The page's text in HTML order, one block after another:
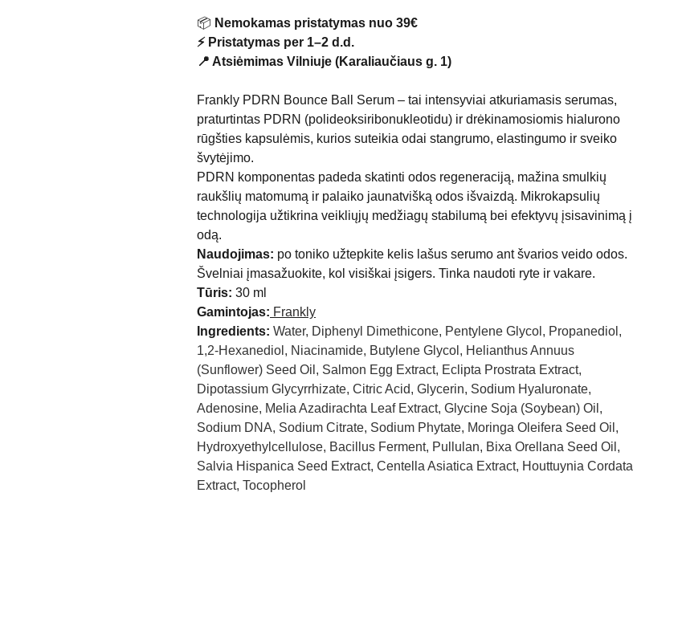
📦 Nemokamas pristatymas nuo 39€
⚡ Pristatymas per 1–2 d.d.
📍 Atsiėmimas Vilniuje (Karaliaučiaus g. 1)
Frankly PDRN Bounce Ball Serum – tai intensyviai atkuriamasis serumas,
praturtintas PDRN (polideoksiribonukleotidu) ir drėkinamosiomis hialurono
rūgšties kapsulėmis, kurios suteikia odai stangrumo, elastingumo ir sveiko
švytėjimo.
PDRN komponentas padeda skatinti odos regeneraciją, mažina smulkių
raukšlių matomumą ir palaiko jaunatvišką odos išvaizdą. Mikrokapsulių
technologija užtikrina veikliųjų medžiagų stabilumą bei efektyvų įsisavinimą į
odą.
Naudojimas: po toniko užtepkite kelis lašus serumo ant švarios veido odos.
Švelniai įmasažuokite, kol visiškai įsigers. Tinka naudoti ryte ir vakare.
Tūris: 30 ml
Gamintojas: Frankly
Ingredients: Water, Diphenyl Dimethicone, Pentylene Glycol, Propanediol,
1,2-Hexanediol, Niacinamide, Butylene Glycol, Helianthus Annuus
(Sunflower) Seed Oil, Salmon Egg Extract, Eclipta Prostrata Extract,
Dipotassium Glycyrrhizate, Citric Acid, Glycerin, Sodium Hyaluronate,
Adenosine, Melia Azadirachta Leaf Extract, Glycine Soja (Soybean) Oil,
Sodium DNA, Sodium Citrate, Sodium Phytate, Moringa Oleifera Seed Oil,
Hydroxyethylcellulose, Bacillus Ferment, Pullulan, Bixa Orellana Seed Oil,
Salvia Hispanica Seed Extract, Centella Asiatica Extract, Houttuynia Cordata
Extract, Tocopherol